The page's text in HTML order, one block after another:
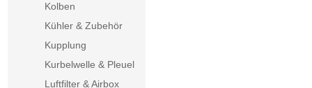
Kolben
Kühler & Zubehör
Kupplung
Kurbelwelle & Pleuel
Luftfilter & Airbox